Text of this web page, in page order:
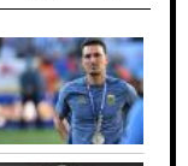
ضعف تبريد
الأسباب